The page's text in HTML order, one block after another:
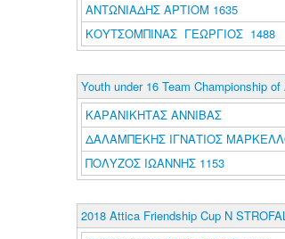
ΑΝΤΩΝΙΑΔΗΣ ΑΡΤΙΟΜ 1635
ΚΟΥΤΣΟΜΠΙΝΑΣ ΓΕΩΡΓΙΟΣ 1488
Youth under 16 Team Championship
ΚΑΡΑΝΙΚΗΤΑΣ ΑΝΝΙΒΑΣ
ΔΑΛΑΜΠΕΚΗΣ ΙΓΝΑΤΙΟΣ
ΠΟΛΥΖΟΣ ΙΩΑΝΝΗΣ 1153
2018 Attica Friendship Cup N